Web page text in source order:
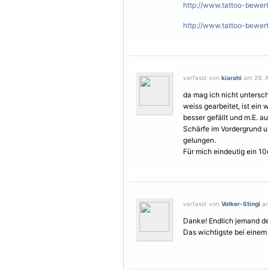
http://www.tattoo-
http://www.tattoo-
verfasst von kiarahi am 29.
da mag ich nicht
weiss gearbeitet, ist ein
besser gefällt und m.E.
Schärfe im Vordergrund
gelungen.
Für mich eindeutig ein
verfasst von Volker-Stingl
Danke! Endlich jemand
Das wichtigste bei